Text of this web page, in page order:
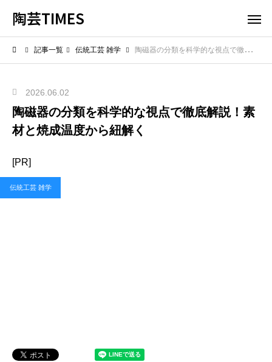
陶芸TIMES
記事一覧 伝統工芸 雑学 陶磁器の分類を科学的な視点で徹底解説！素材と焼成温度から紐解く
2026.06.02
陶磁器の分類を科学的な視点で徹底解説！素
材と焼成温度から紐解く
[PR]
伝統工芸 雑学